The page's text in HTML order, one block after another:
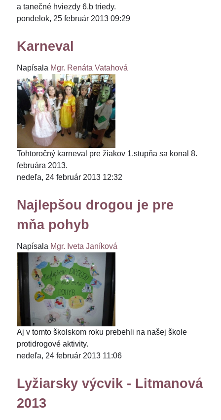
a tanečné hviezdy 6.b triedy.
pondelok, 25 február 2013 09:29
Karneval
Napísala Mgr. Renáta Vatahová
Tohtoročný karneval pre žiakov 1.stupňa sa konal 8.
februára 2013.
nedeľa, 24 február 2013 12:32
Najlepšou drogou je pre
mňa pohyb
Napísala Mgr. Iveta Janíková
Aj v tomto školskom roku prebehli na našej škole
protidrogové aktivity.
nedeľa, 24 február 2013 11:06
Lyžiarsky výcvik - Litmanová
2013